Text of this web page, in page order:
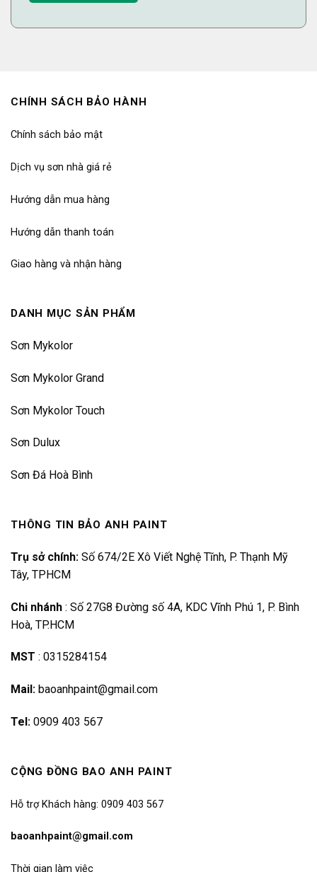
CHÍNH SÁCH BẢO HÀNH
Chính sách bảo mật
Dịch vụ sơn nhà giá rẻ
Hướng dẫn mua hàng
Hướng dẫn thanh toán
Giao hàng và nhận hàng
DANH MỤC SẢN PHẨM
Sơn Mykolor
Sơn Mykolor Grand
Sơn Mykolor Touch
Sơn Dulux
Sơn Đá Hoà Bình
THÔNG TIN BẢO ANH PAINT
Trụ sở chính: Số 674/2E Xô Viết Nghệ Tĩnh, P. Thạnh Mỹ
Tây, TPHCM
Chi nhánh : Số 27G8 Đường số 4A, KDC Vĩnh Phú 1, P. Bình
Hoà, TP.HCM
MST : 0315284154
Mail: baoanhpaint@gmail.com
Tel: 0909 403 567
CỘNG ĐỒNG BAO ANH PAINT
Hỗ trợ Khách hàng: 0909 403 567
baoanhpaint@gmail.com
Thời gian làm việc